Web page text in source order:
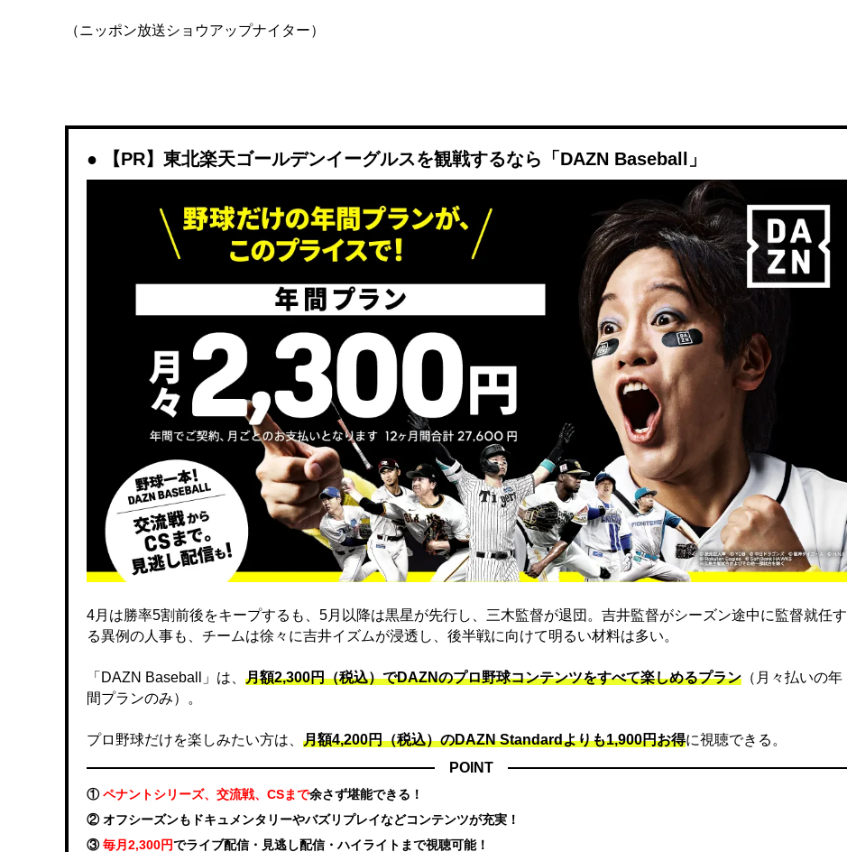
（ニッポン放送ショウアップナイター）
【PR】東北楽天ゴールデンイーグルスを観戦するなら「DAZN Baseball」
4月は勝率5割前後をキープするも、5月以降は黒星が先行し、三木監督が退団。吉井監督がシーズン途中に監督就任す
る異例の人事も、チームは徐々に吉井イズムが浸透し、後半戦に向けて明るい材料は多い。
「DAZN Baseball」は、 月額2,300円（税込）でDAZNのプロ野球コンテンツをすべて楽しめるプラン （月々払いの年
間プランのみ）。
プロ野球だけを楽しみたい方は、 月額4,200円（税込）のDAZN Standard​よりも1,900円お得に視聴できる。
POINT
①ペナントシリーズ、交流戦、CSまで余さず堪能できる！
② オフシーズンもドキュメンタリーやバズリプレイなどコンテンツが充実！
③毎月2,300円でライブ配信・見逃し配信・ハイライトまで視聴可能！